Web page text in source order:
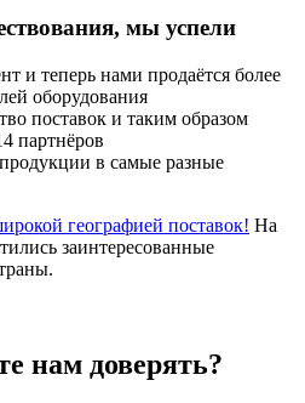
мы успели
и теперь нами продаётся более
оборудования
поставок и таким образом
партнёров
в самые разные
географией поставок! На
заинтересованные
нам доверять?